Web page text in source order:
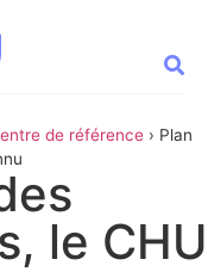
de référence › Plan
le CHU